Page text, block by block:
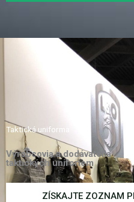
Taktická uniforma
Výrobcovia a dodávatelia
taktických uniforiem
ZÍSKAJTE ZOZNAM